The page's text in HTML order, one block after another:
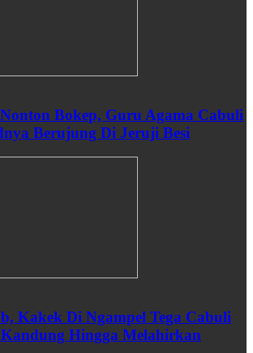
Bokep, Guru Agama Cabuli
Berujung Di Jeruji Besi
Kakek Di Ngampel Tega Cabuli
Hingga Melahirkan